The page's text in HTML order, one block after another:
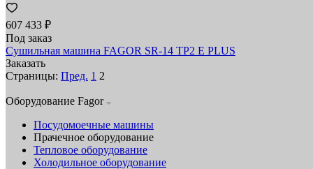
607 433 ₽
Под заказ
Сушильная машина FAGOR SR-14 TP2 E PLUS
Заказать
Страницы: Пред. 1 2
Оборудование Fagor
Посудомоечные машины
Прачечное оборудование
Тепловое оборудование
Холодильное оборудование